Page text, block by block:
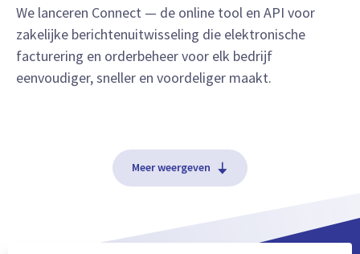
We lanceren Connect — de online tool en API voor
zakelijke berichtenuitwisseling die elektronische
facturering en orderbeheer voor elk bedrijf
eenvoudiger, sneller en voordeliger maakt.
Meer weergeven